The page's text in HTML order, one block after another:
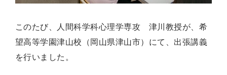
このたび、人間科学科心理学専攻 津川教授が、希
望高等学園津山校（岡山県津山市）にて、出張講義
を行いました。